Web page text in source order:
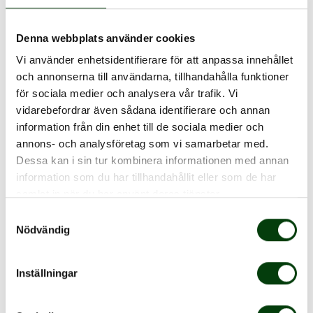
Denna webbplats använder cookies
Vi använder enhetsidentifierare för att anpassa innehållet
och annonserna till användarna, tillhandahålla funktioner
för sociala medier och analysera vår trafik. Vi
vidarebefordrar även sådana identifierare och annan
information från din enhet till de sociala medier och
annons- och analysföretag som vi samarbetar med.
Dessa kan i sin tur kombinera informationen med annan
information som du har tillhandahållit eller som de har
Nödvändig
Inställningar
Men Alexis hjälper inte bara Nobinas bussförare utan